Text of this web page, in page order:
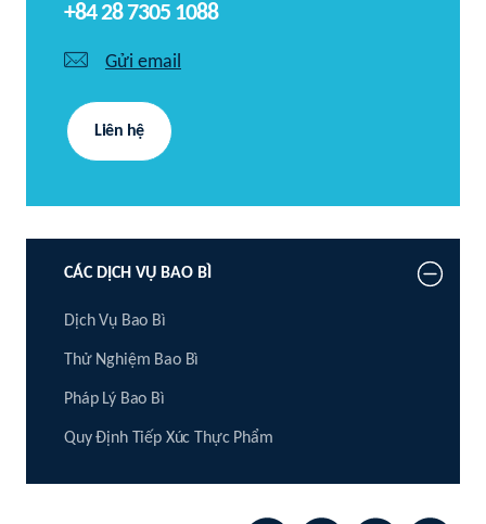
+84 28 7305 1088
Gửi email
Liên hệ
CÁC DỊCH VỤ BAO BÌ
Dịch Vụ Bao Bì
Thử Nghiệm Bao Bì
Pháp Lý Bao Bì
Quy Định Tiếp Xúc Thực Phẩm